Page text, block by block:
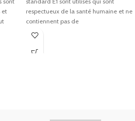
et
respectueux de la santé humaine et ne
contiennent pas de